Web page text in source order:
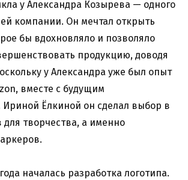
у Александра Козырева — одного
компании. Он мечтал открыть
бы вдохновляло и позволяло
продукцию, доводя
у Александра уже был опыт
вместе с будущим
Ириной Ёлкиной он сделал выбор в
для творчества, а именно
началась разработка логотипа.